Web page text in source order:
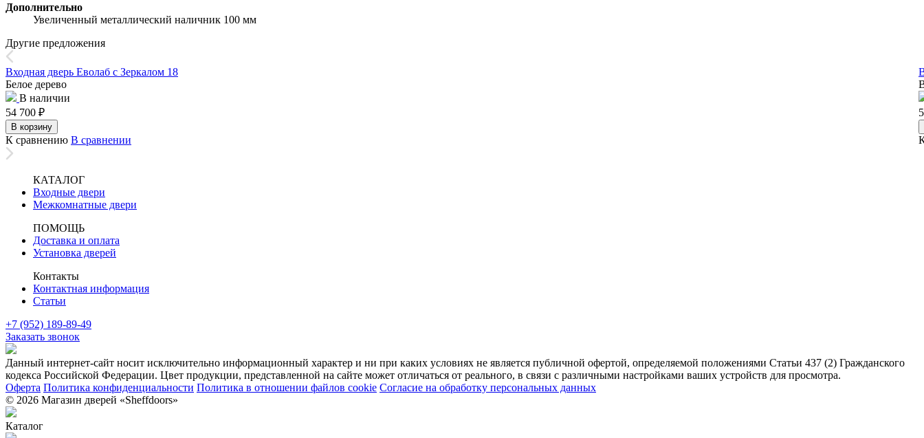
Дополнительно
Увеличенный металлический наличник 100 мм
Другие предложения
Входная дверь Еволаб с Зеркалом 18
Белое дерево
В наличии
54 700 ₽
В корзину
К сравнению В сравнении
КАТАЛОГ
Входные двери
Межкомнатные двери
ПОМОЩЬ
Доставка и оплата
Установка дверей
Контакты
Контактная информация
Статьи
+7 (952) 189-89-49
Заказать звонок
Данный интернет-сайт носит исключительно информационный характер и ни при каких условиях не является публичной офертой, определяемой положениями Статьи 437 (2) Гражданского
кодекса Российской Федерации. Цвет продукции, представленной на сайте может отличаться от реального, в связи с различными настройками ваших устройств для просмотра.
Оферта Политика конфиденциальности Политика в отношении файлов cookie Согласие на обработку персональных данных
© 2026 Магазин дверей «Sheffdoors»
Каталог